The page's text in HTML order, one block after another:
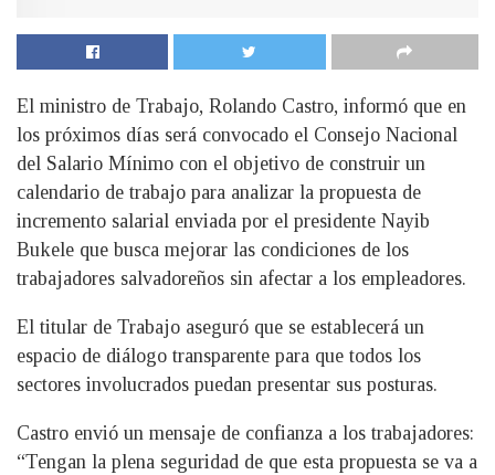
El ministro de Trabajo, Rolando Castro, informó que en
los próximos días será convocado el Consejo Nacional
del Salario Mínimo con el objetivo de construir un
calendario de trabajo para analizar la propuesta de
incremento salarial enviada por el presidente Nayib
Bukele que busca mejorar las condiciones de los
trabajadores salvadoreños sin afectar a los empleadores.
El titular de Trabajo aseguró que se establecerá un
espacio de diálogo transparente para que todos los
sectores involucrados puedan presentar sus posturas.
Castro envió un mensaje de confianza a los trabajadores:
“Tengan la plena seguridad de que esta propuesta se va a